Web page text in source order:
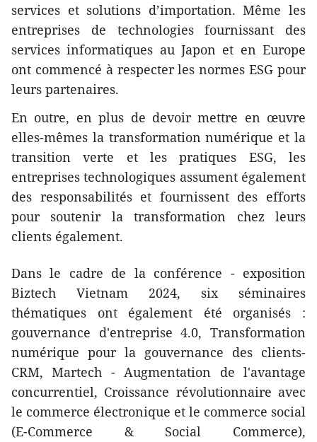
services et solutions d’importation. Même les
entreprises de technologies fournissant des
services informatiques au Japon et en Europe
ont commencé à respecter les normes ESG pour
leurs partenaires.
En outre, en plus de devoir mettre en œuvre
elles-mêmes la transformation numérique et la
transition verte et les pratiques ESG, les
entreprises technologiques assument également
des responsabilités et fournissent des efforts
pour soutenir la transformation chez leurs
clients également.
Dans le cadre de la conférence - exposition
Biztech Vietnam 2024, six séminaires
thématiques ont également été organisés :
gouvernance d'entreprise 4.0, Transformation
numérique pour la gouvernance des clients-
CRM, Martech - Augmentation de l'avantage
concurrentiel, Croissance révolutionnaire avec
le commerce électronique et le commerce social
(E-Commerce & Social Commerce),